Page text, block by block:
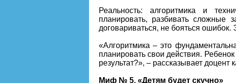
Реальность: алгоритмика и
планировать, разбивать сложные
договариваться, не бояться
«Алгоритмика – это
планировать свои действия.
результат?», – рассказывает
Миф № 5. «Детям будет скучно»